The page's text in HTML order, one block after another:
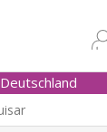
Deutschland